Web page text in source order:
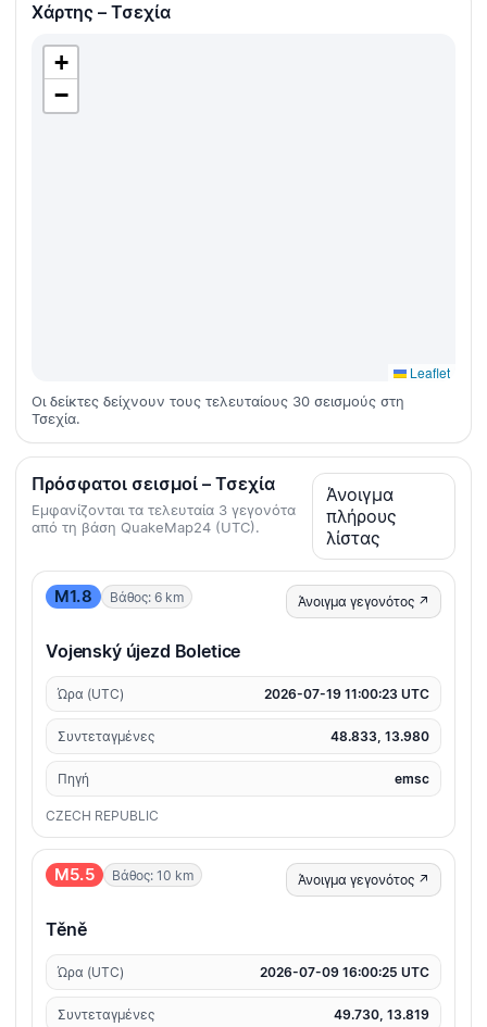
Χάρτης – Τσεχία
+
−
Leaflet
Οι δείκτες δείχνουν τους τελευταίους 30 σεισμούς στη
Τσεχία.
Πρόσφατοι σεισμοί – Τσεχία
Εμφανίζονται τα τελευταία 3 γεγονότα
από τη βάση QuakeMap24 (UTC).
Άνοιγμα
πλήρους
λίστας
M1.8 Βάθος: 6 km Άνοιγμα γεγονότος ↗
Vojenský újezd Boletice
Ώρα (UTC) 2026-07-19 11:00:23 UTC
Συντεταγμένες 48.833, 13.980
Πηγή emsc
CZECH REPUBLIC
M5.5 Βάθος: 10 km Άνοιγμα γεγονότος ↗
Těně
Ώρα (UTC) 2026-07-09 16:00:25 UTC
Συντεταγμένες 49.730, 13.819